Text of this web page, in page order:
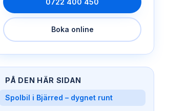
0722 400 450
Boka online
PÅ DEN HÄR SIDAN
Spolbil i Bjärred – dygnet runt